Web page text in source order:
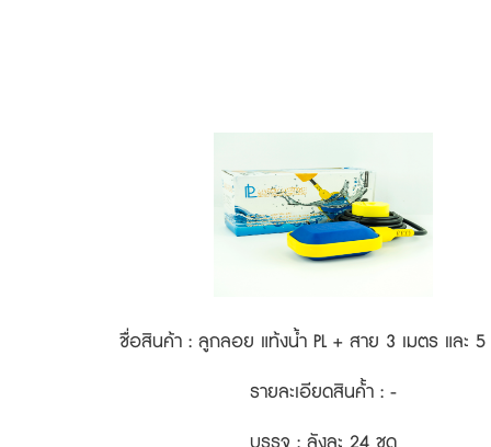
ชื่อสินค้า : ลูกลอย แท้งน้ำ PL + สาย 3 เมตร และ 5
รายละเอียดสินค้้า : -